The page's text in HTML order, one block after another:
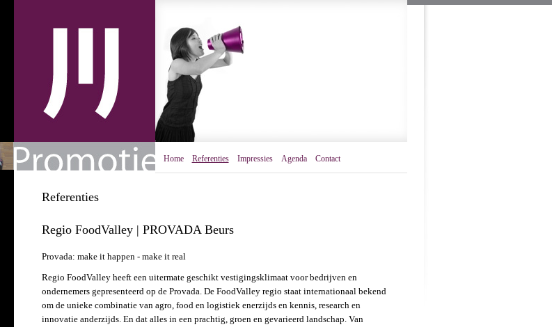
Home Referenties Impressies Agenda Contact
Referenties
Regio FoodValley | PROVADA Beurs
Provada: make it happen - make it real
Regio FoodValley heeft een uitermate geschikt vestigingsklimaat voor bedrijven en
ondernemers gepresenteerd op de Provada. De FoodValley regio staat internationaal bekend
om de unieke combinatie van agro, food en logistiek enerzijds en kennis, research en
innovatie anderzijds. En dat alles in een prachtig, groen en gevarieerd landschap. Van